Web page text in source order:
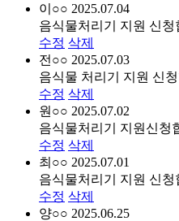
이○○ 2025.07.04
음식물처리기 지원 신청
수정 삭제
전○○ 2025.07.03
음식물 처리기 지원 신
수정 삭제
원○○ 2025.07.02
음식물처리기 지원신청
수정 삭제
최○○ 2025.07.01
음식물처리기 지원 신청
수정 삭제
양○○ 2025.06.25